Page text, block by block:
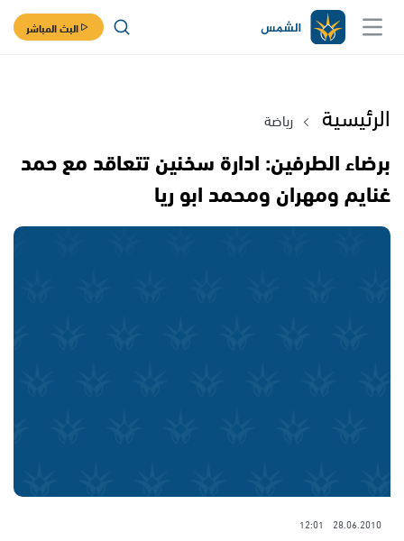
البث المباشر
الرئيسية رياضة
برضاء الطرفين: ادارة سخنين تتعاقد مع حمد
غنايم ومهران ومحمد ابو ريا
28.06.2010
12:01